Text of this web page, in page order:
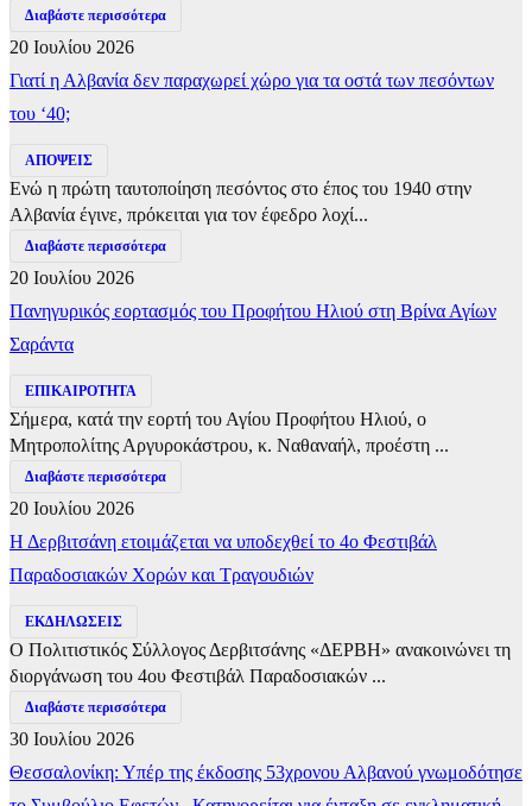
Διαβάστε περισσότερα
20 Ιουλίου 2026
Γιατί η Αλβανία δεν παραχωρεί χώρο για τα οστά των πεσόντων
του ‘40;
ΑΠΟΨΕΙΣ
Ενώ η πρώτη ταυτοποίηση πεσόντος στο έπος του 1940 στην
Αλβανία έγινε, πρόκειται για τον έφεδρο λοχί...
Διαβάστε περισσότερα
20 Ιουλίου 2026
Πανηγυρικός εορτασμός του Προφήτου Ηλιού στη Βρίνα Αγίων
Σαράντα
ΕΠΙΚΑΙΡΟΤΗΤΑ
Σήμερα, κατά την εορτή του Αγίου Προφήτου Ηλιού, ο
Μητροπολίτης Αργυροκάστρου, κ. Ναθαναήλ, προέστη ...
Διαβάστε περισσότερα
20 Ιουλίου 2026
Η Δερβιτσάνη ετοιμάζεται να υποδεχθεί το 4ο Φεστιβάλ
Παραδοσιακών Χορών και Τραγουδιών
ΕΚΔΗΛΩΣΕΙΣ
Ο Πολιτιστικός Σύλλογος Δερβιτσάνης «ΔΕΡΒΗ» ανακοινώνει τη
διοργάνωση του 4ου Φεστιβάλ Παραδοσιακών ...
Διαβάστε περισσότερα
30 Ιουλίου 2026
Θεσσαλονίκη: Υπέρ της έκδοσης 53χρονου Αλβανού γνωμοδότησε